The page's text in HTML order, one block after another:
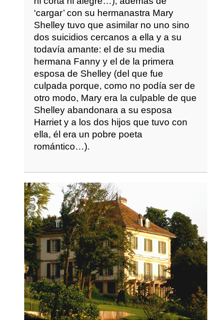
‘cargar’ con su hermanastra Mary
Shelley tuvo que asimilar no uno sino
dos suicidios cercanos a ella y a su
todavía amante: el de su media
hermana Fanny y el de la primera
esposa de Shelley (del que fue
culpada porque, como no podía ser de
otro modo, Mary era la culpable de que
Shelley abandonara a su esposa
Harriet y a los dos hijos que tuvo con
ella, él era un pobre poeta
romántico…).
3
7